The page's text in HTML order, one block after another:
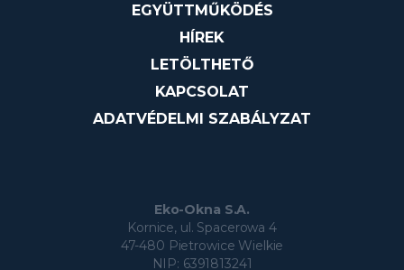
EGYÜTTMŰKÖDÉS
HÍREK
LETÖLTHETŐ
KAPCSOLAT
ADATVÉDELMI SZABÁLYZAT
Eko-Okna S.A.
Kornice, ul. Spacerowa 4
47-480 Pietrowice Wielkie
NIP: 6391813241